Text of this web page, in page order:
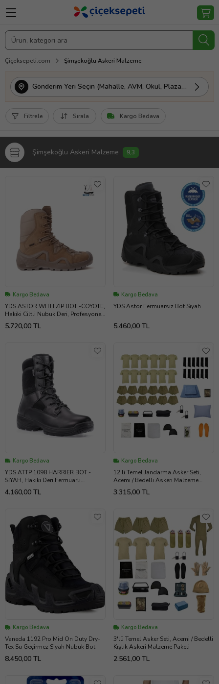
Çiçeksepeti.com Şimşekoğlu Askeri Malzeme
Gönderim Yeri Seçin (Mahalle, AVM, Okul, Plaza vs.)
Filtrele Sırala Kargo Bedava
Şimşekoğlu Askeri Malzeme 9,3
Kargo Bedava
YDS ASTOR WITH ZIP BOT -COYOTE,
Hakiki Ciltli Nubuk Deri, Profesyonel
Fermuarlı Askeri Taktik Bot
5.720,00 TL
Kargo Bedava
YDS Astor Fermuarsız Bot Siyah
5.460,00 TL
Kargo Bedava
YDS ATTP 1098 HARRIER BOT -
SİYAH, Hakiki Deri Fermuarlı
Profesyonel Askeri Bot
4.160,00 TL
Kargo Bedava
12'li Temel Jandarma Asker Seti,
Acemi / Bedelli Askeri Malzeme
Paketi
3.315,00 TL
Kargo Bedava
Vaneda 1192 Pro Mid On Duty Dry-
Tex Su Geçirmez Siyah Nubuk Bot
8.450,00 TL
Kargo Bedava
3'lü Temel Asker Seti, Acemi / Bedelli
Kışlık Askeri Malzeme Paketi
2.561,00 TL